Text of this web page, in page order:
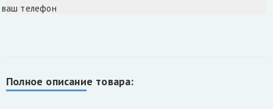
телефон
Полное описание товара: